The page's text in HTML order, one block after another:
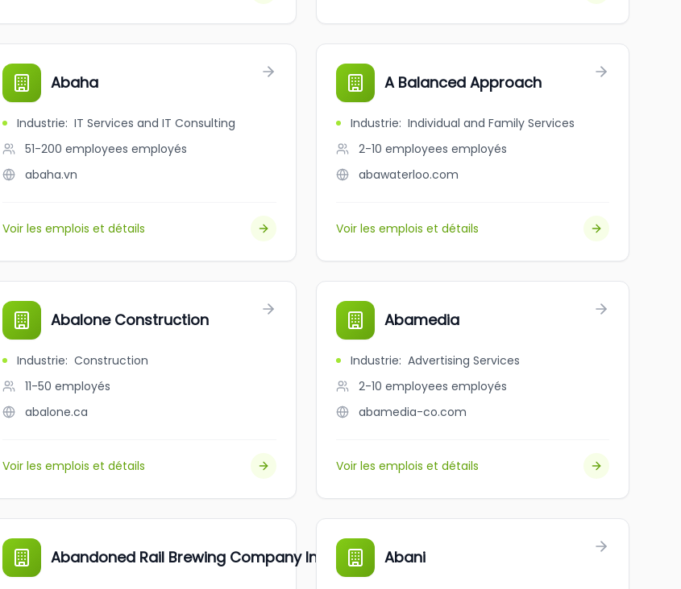
Abaha
Industrie: IT Services and IT Consulting
51-200 employees employés
abaha.vn
Voir les emplois et détails
A Balanced Approach
Industrie: Individual and Family Services
2-10 employees employés
abawaterloo.com
Voir les emplois et détails
Abalone Construction
Industrie: Construction
11-50 employés
abalone.ca
Voir les emplois et détails
Abamedia
Industrie: Advertising Services
2-10 employees employés
abamedia-co.com
Voir les emplois et détails
Abandoned Rail Brewing Company Inc. Abani